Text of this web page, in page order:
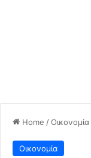
Home /Οικονομία
Οικονομία